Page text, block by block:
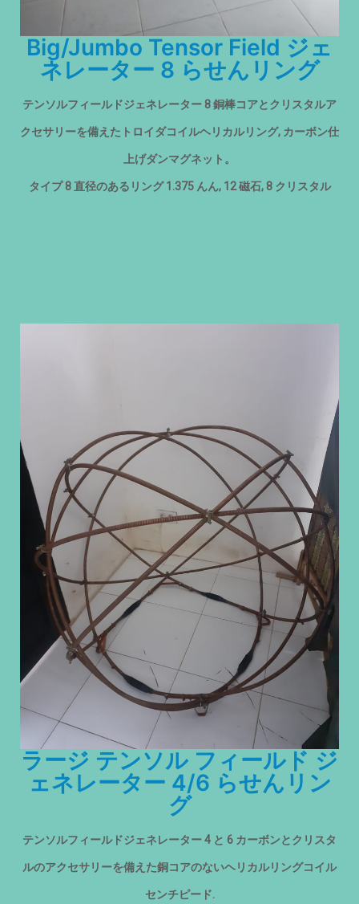
Big/Jumbo Tensor Field ジェ
ネレーター 8 らせんリング
テンソルフィールドジェネレーター 8 銅棒コアとクリスタルア
クセサリーを備えたトロイダコイルヘリカルリング, カーボン仕
上げダンマ​​グネット。
タイプ 8 直径のあるリング 1.375 んん, 12 磁石, 8 クリスタル
ラージ テンソル フィールド ジ
ェネレーター 4/6 らせんリン
グ
テンソルフィールドジェネレーター 4 と 6 カーボンとクリスタ
ルのアクセサリーを備えた銅コアのないヘリカルリングコイル
センチピード.